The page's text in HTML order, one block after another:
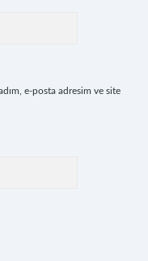
e-posta adresim ve site